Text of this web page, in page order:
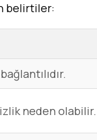
belirtiler:
neden olabilir.